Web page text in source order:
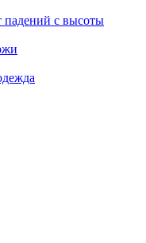
падений с высоты